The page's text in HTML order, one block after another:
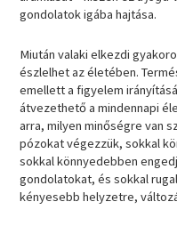
gondolatok igába hajtása.
Miután valaki elkezdi
észlelhet az életében.
emellett a figyelem
átvezethető a mindennapi
arra, milyen minőségre van
pózokat végezzük, sokkal
sokkal könnyedebben
gondolatokat, és sokkal
kényesebb helyzetre,